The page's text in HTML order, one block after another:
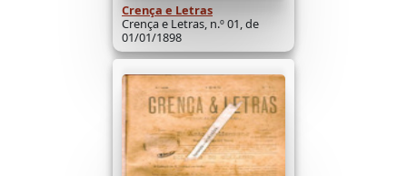
Crença e Letras
Crença e Letras, n.º 01, de
01/01/1898